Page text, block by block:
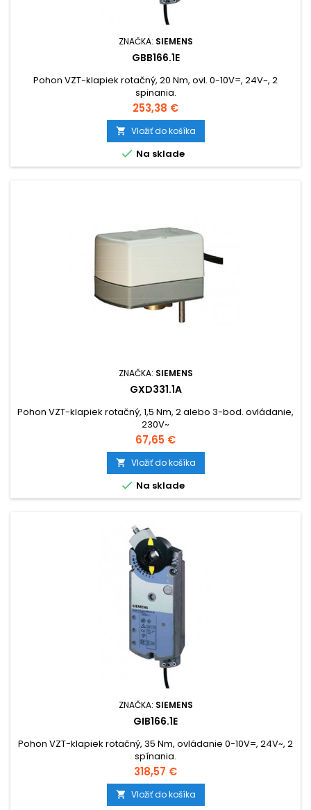
ZNAČKA: SIEMENS
GBB166.1E
Pohon VZT-klapiek rotačný, 20 Nm, ovl. 0-10V=, 24V~, 2
spinania.
Cena
253,38 €
 Vložiť do košíka
 Na sklade
ZNAČKA: SIEMENS
GXD331.1A
Pohon VZT-klapiek rotačný, 1,5 Nm, 2 alebo 3-bod. ovládanie,
230V~
Cena
67,65 €
 Vložiť do košíka
 Na sklade
ZNAČKA: SIEMENS
GIB166.1E
Pohon VZT-klapiek rotačný, 35 Nm, ovládanie 0-10V=, 24V~, 2
spínania.
Cena
318,57 €
 Vložiť do košíka